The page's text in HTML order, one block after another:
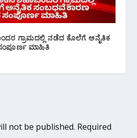
ಗ್ರಾಮದಲ್ಲಿ‌ ನಡೆದ ಕೊಲೆಗೆ ಅನೈತಿಕ‌
ಮಾಹಿತಿ
not be published. Required